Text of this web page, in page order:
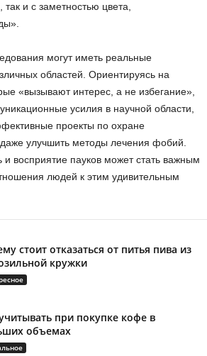
и с заметностью цвета,
могут иметь реальные
областей. Ориентируясь на
«вызывают интерес, а не избегание»,
усилия в научной области,
проекты по охране
улучшить методы лечения фобий.
восприятие пауков может стать важным
людей к этим удивительным
стоит отказаться от питья пива из
кружки
при покупке кофе в
объемах